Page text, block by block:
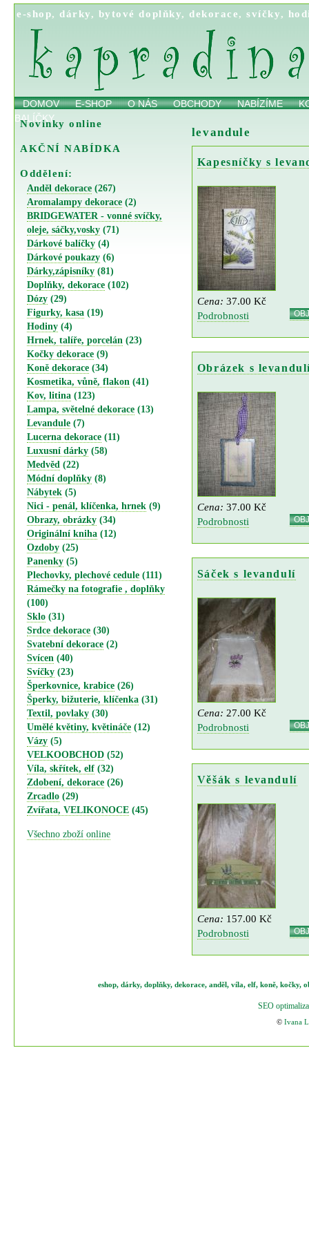
e-shop,dárky, bytové doplňky,dekorace,svíčky,
DOMOV E-SHOP O NÁS OBCHODY NABÍZÍME
BALÍČKY
Novinky online
AKČNÍ NABÍDKA
Oddělení:
Anděl dekorace (267)
Aromalampy dekorace (2)
BRIDGEWATER - vonné svíčky,
oleje, sáčky,vosky (71)
Dárkové balíčky (4)
Dárkové poukazy (6)
Dárky,zápisníky (81)
Doplňky, dekorace (102)
Dózy (29)
Figurky, kasa (19)
Hodiny (4)
Hrnek, talíře, porcelán (23)
Kočky dekorace (9)
Koně dekorace (34)
Kosmetika, vůně, flakon (41)
Kov, litina (123)
Lampa, světelné dekorace (13)
Levandule (7)
Lucerna dekorace (11)
Luxusní dárky (58)
Medvěd (22)
Módní doplňky (8)
Nábytek (5)
Nici - penál, klíčenka, hrnek (9)
Obrazy, obrázky (34)
Originální kniha (12)
Ozdoby (25)
Panenky (5)
Plechovky, plechové cedule (111)
Rámečky na fotografie , doplňky
(100)
Sklo (31)
Srdce dekorace (30)
Svatební dekorace (2)
Svícen (40)
Svíčky (23)
Šperkovnice, krabice (26)
Šperky, bižuterie, klíčenka (31)
Textil, povlaky (30)
Umělé květiny, květináče (12)
Vázy (5)
VELKOOBCHOD (52)
Víla, skřítek, elf (32)
Zdobení, dekorace (26)
Zrcadlo (29)
Zvířata, VELIKONOCE (45)
Všechno zboží online
levandule
Kapesníčky s
Cena: 37.00 Kč
Podrobnosti
Obrázek s
Cena: 37.00 Kč
Podrobnosti
Sáček s levandulí
Cena: 27.00 Kč
Podrobnosti
Věšák s levandulí
Cena: 157.00 Kč
Podrobnosti
eshop, dárky, doplňky, dekorace, anděl, víla, elf, koně, kočky,
SEO
© Ivana